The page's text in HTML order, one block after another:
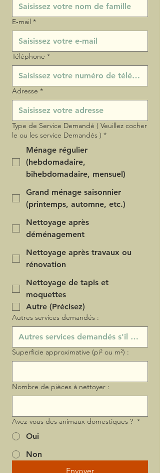
E‑mail *
Téléphone *
Adresse *
Type de Service Demandé ( Veuillez cocher
le ou les service Demandés ) *
Ménage régulier
(hebdomadaire,
bihebdomadaire, mensuel)
Grand ménage saisonnier
(printemps, automne, etc.)
Nettoyage après
déménagement
Nettoyage après travaux ou
rénovation
Nettoyage de tapis et
moquettes
Autre (Précisez)
Autres services demandés :
Superficie approximative (pi² ou m²) :
Nombre de pièces à nettoyer :
Avez-vous des animaux domestiques ? *
Oui
Non
Envoyer